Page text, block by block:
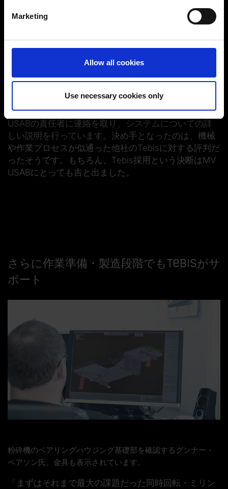
Find out more about how your personal data is processed
You can change or revoke your consent at any time.
Imprint|Data protection |Disclaimer of liability
Marketing
Allow all cookies
Use necessary cookies only
衝突点検でした。どんな形状のツールでも、ソフトウ
ェアを使えば簡単に割り当てることができるのです。
当時MV USABで使用していたソフトウェアでは不可能
なことでした。それだけでなく、全加工工程で加工テ
ンプレートを使用、保存、さらに必要に応じて再使用
までできるという点にも同氏は注目。そして、約一年
Tebis Scandinaviaのミカエル・ヨハンソン（Mikael
Johansson）とペア・ギスラー（Per Gisslar）がMV
USABの責任者に連絡を取り、システムについての詳
しい説明を行っています。決め手となったのは、機械
や作業プロセスが似通った他社のTebisに対する評判だ
ったそうです。もちろん、Tebis採用という決断はMV
USABにとっても吉と出ました。
さらに作業準備・製造段階でもTebisがサ
ポート
粉砕機のベアリングハウジング基礎部を確認するグンナー・
ペアソン氏。金具も表示されています。
「まずはそれまで最大の課題だった同時回転・ミリン